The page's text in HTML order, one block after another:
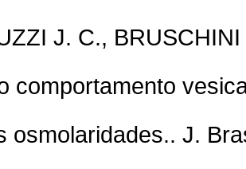
J. C.,
comportamento
osmolaridades.. J.